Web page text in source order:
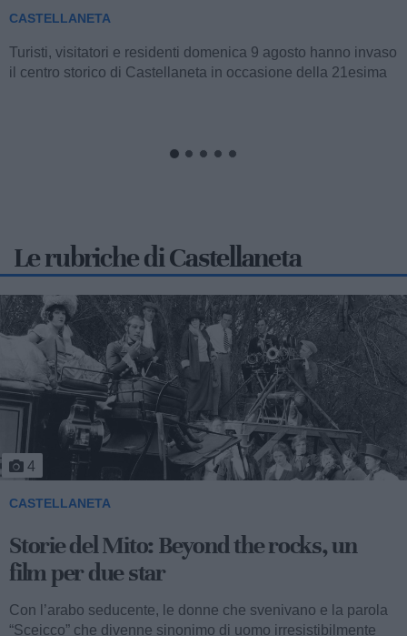
contro il fuoco
CASTELLANETA
Proseguono anche stamane le operazioni di spegnimento e
Le rubriche di Castellaneta
5
CASTELLANETA
Storie del Mito: Uno sceicco esuberante
Valentino fu consacrato attore internazionale, come abbiamo
visto, con il film “I quattro cavalieri dell’Apocalisse”. Così
cominciava...